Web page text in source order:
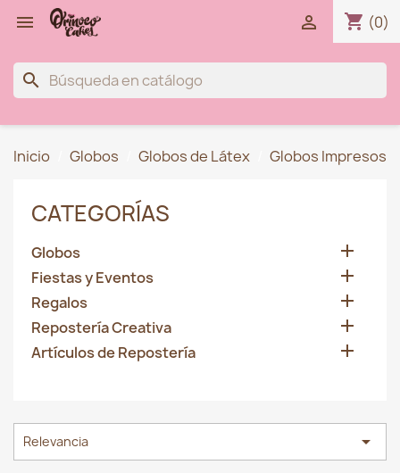
 shopping_cart (0)

search
Inicio Globos Globos de Látex Globos Impresos
CATEGORÍAS
Globos 
Fiestas y Eventos 
Regalos 
Repostería Creativa 
Artículos de Repostería 
Relevancia 